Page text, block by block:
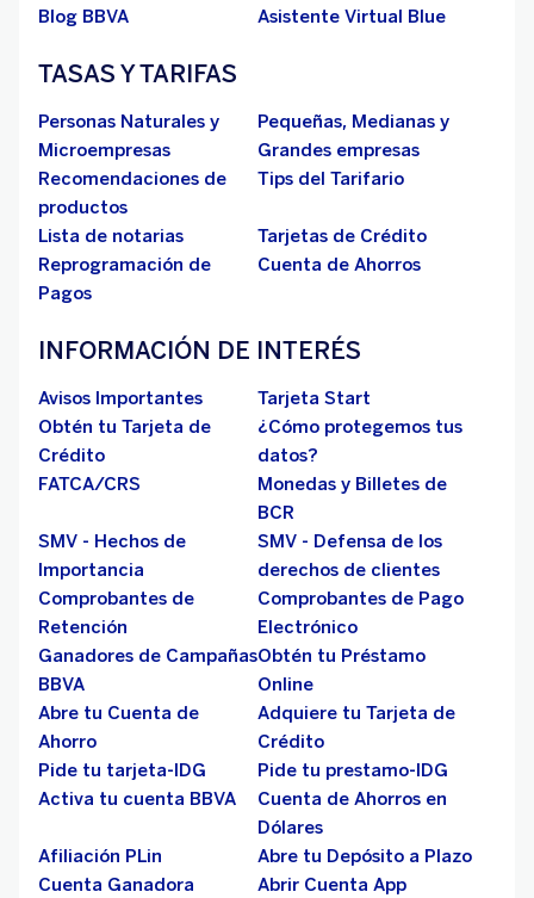
Blog BBVA
Asistente Virtual Blue
TASAS Y TARIFAS
Personas Naturales y
Microempresas
Pequeñas, Medianas y
Grandes empresas
Recomendaciones de
productos
Tips del Tarifario
Lista de notarias
Tarjetas de Crédito
Reprogramación de
Pagos
Cuenta de Ahorros
INFORMACIÓN DE INTERÉS
Avisos Importantes
Tarjeta Start
Obtén tu Tarjeta de
Crédito
¿Cómo protegemos tus
datos?
FATCA/CRS
Monedas y Billetes de
BCR
SMV - Hechos de
Importancia
SMV - Defensa de los
derechos de clientes
Comprobantes de
Retención
Comprobantes de Pago
Electrónico
Ganadores de Campañas
BBVA
Obtén tu Préstamo
Online
Abre tu Cuenta de
Ahorro
Adquiere tu Tarjeta de
Crédito
Pide tu tarjeta-IDG
Pide tu prestamo-IDG
Activa tu cuenta BBVA
Cuenta de Ahorros en
Dólares
Afiliación PLin
Abre tu Depósito a Plazo
Cuenta Ganadora
Abrir Cuenta App